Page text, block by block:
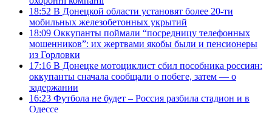
18:52 В Донецкой области установят более 20-ти
мобильных железобетонных укрытий
18:09 Оккупанты поймали “посредницу телефонных
мошенников”: их жертвами якобы были и пенсионеры
из Горловки
17:16 В Донецке мотоциклист сбил пособника россиян:
оккупанты сначала сообщали о побеге, затем — о
задержании
16:23 Футбола не будет – Россия разбила стадион и в
Одессе